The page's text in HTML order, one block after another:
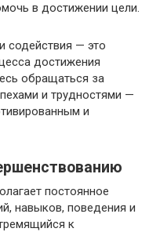
в достижении цели.
содействия — это
достижения
обращаться за
и трудностями —
и
постоянное
навыков, поведения и
к